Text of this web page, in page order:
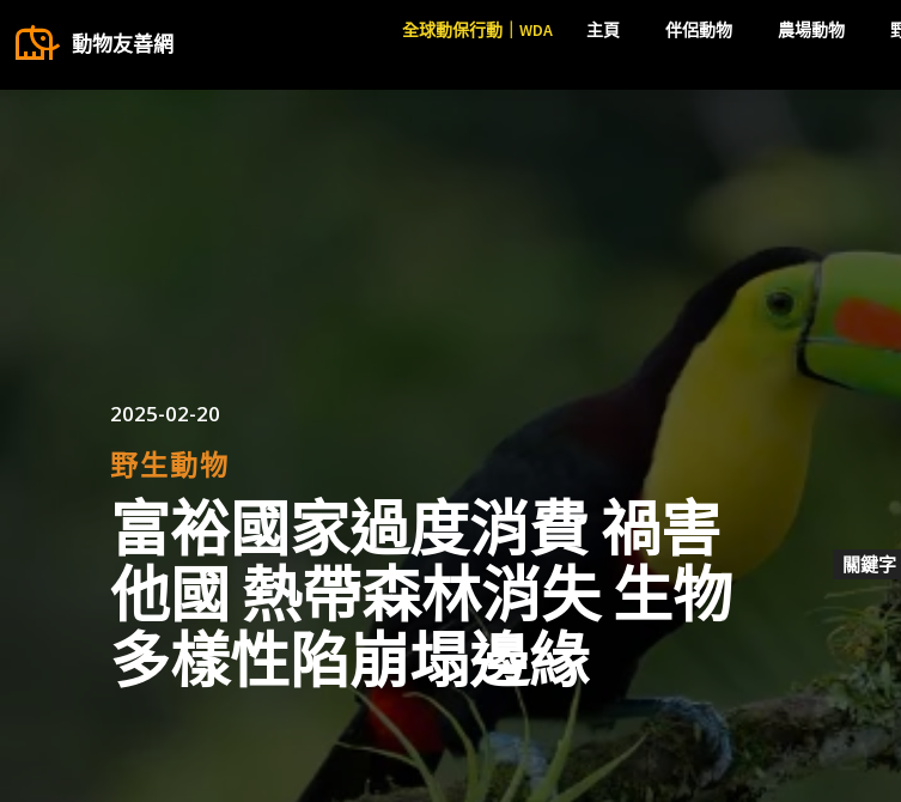
動物友善網
全球動保行動｜WDA 主頁 伴侶動物 農場動物
2025-02-20
野生動物
富裕國家過度消費 禍害
他國 熱帶森林消失 生物
多樣性陷崩塌邊緣
關鍵字